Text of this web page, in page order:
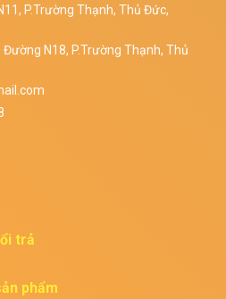
P.Trường Thạnh, Thủ Đức,
Đường N18, P.Trường Thạnh, Thủ
trả
phẩm